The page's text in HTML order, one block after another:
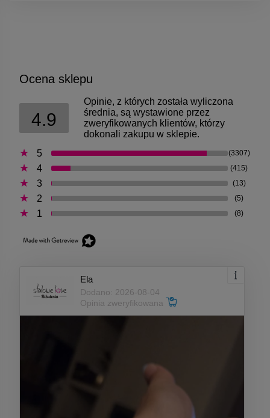
Ocena sklepu
4.9
Opinie, z których została wyliczona
średnia, są wystawione przez
zweryfikowanych klientów, którzy
dokonali zakupu w sklepie.
5
(3307)
4 (415)
3 (13)
2 (5)
1 (8)
Ela
Dodano: 2026-08-04
Opinia zweryfikowana